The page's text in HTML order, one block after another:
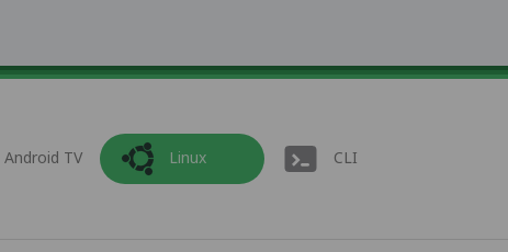
Android TV Linux CLI